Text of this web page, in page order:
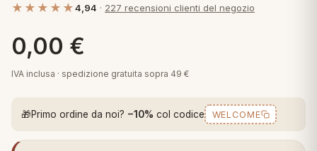
arredo
per cuscini
Step
in fibra
in piuma
Tappeti Cartoons
Trapuntini Cartoons
★★★★★4,94 · 227 recensioni clienti del negozio
0,00 €
IVA inclusa · spedizione gratuita sopra 49 €
🎁Primo ordine da noi? −10% col codice WELCOME